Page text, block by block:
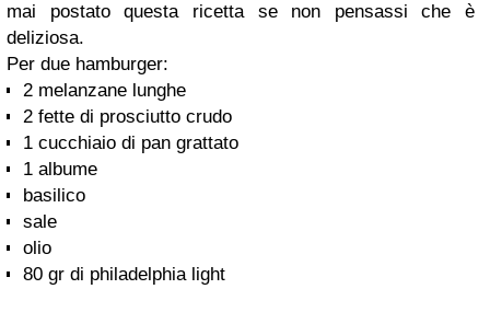
mai postato questa ricetta se non pensassi che è
deliziosa.
Per due hamburger:
2 melanzane lunghe
2 fette di prosciutto crudo
1 cucchiaio di pan grattato
1 albume
basilico
sale
olio
80 gr di philadelphia light